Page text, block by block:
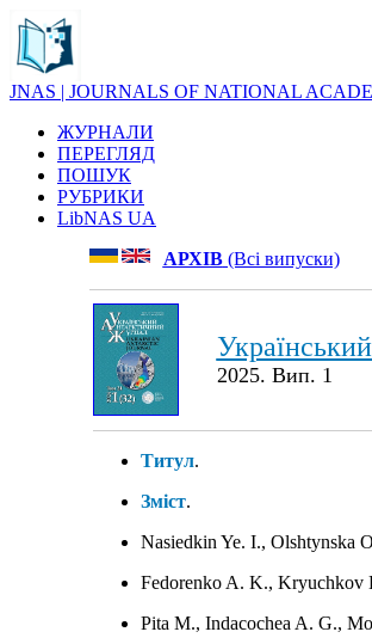
JNAS | JOURNALS OF NATIONAL
ЖУРНАЛИ
ПЕРЕГЛЯД
ПОШУК
РУБРИКИ
LibNAS UA
АРХІВ(Всі випуски)
2025. Вип. 1
Титул.
Зміст.
Nasiedkin Ye. I., Olshtynska
Fedorenko A. K., Kryuchkov
Pita M., Indacochea A. G.,